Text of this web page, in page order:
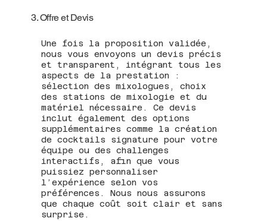
3. Offre et Devis
Une fois la proposition validée,
nous vous envoyons un devis précis
et transparent, intégrant tous les
aspects de la prestation :
sélection des mixologues, choix
des stations de mixologie et du
matériel nécessaire. Ce devis
inclut également des options
supplémentaires comme la création
de cocktails signature pour votre
équipe ou des challenges
interactifs, afin que vous
puissiez personnaliser
l’expérience selon vos
préférences. Nous nous assurons
que chaque coût soit clair et sans
surprise.